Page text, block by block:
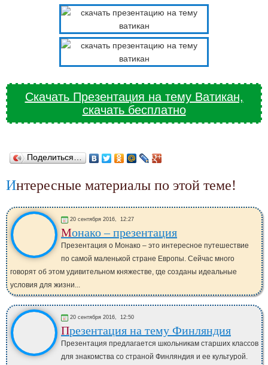
Скачать Презентация на тему Ватикан,
скачать бесплатно
Поделиться…
Интересные материалы по этой теме!
20 сентября 2016, 12:27
Монако – презентация
Презентация о Монако – это интересное путешествие
по самой маленькой стране Европы. Сейчас много
говорят об этом удивительном княжестве, где созданы идеальные
условия для жизни...
20 сентября 2016, 12:50
Презентация на тему Финляндия
Презентация предлагается школьникам старших классов
для знакомства со страной Финляндия и ее культурой.